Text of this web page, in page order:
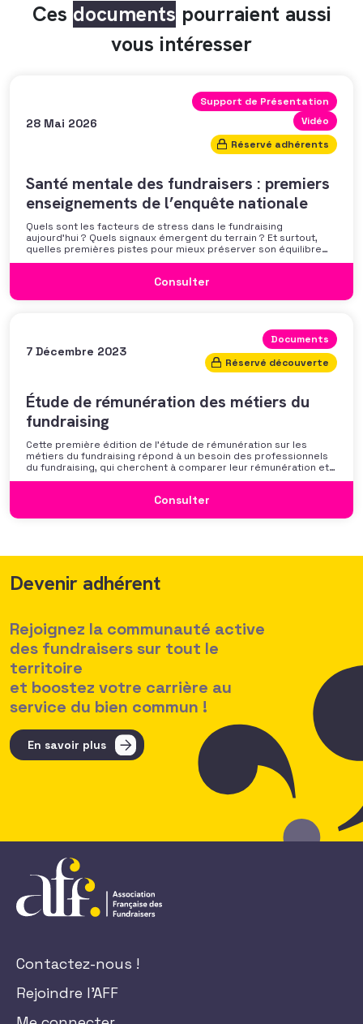
Ces documents pourraient aussi
vous intéresser
28 Mai 2026
Support de Présentation
Vidéo
Réservé adhérents
Santé mentale des fundraisers : premiers
enseignements de l’enquête nationale
Quels sont les facteurs de stress dans le fundraising
aujourd’hui ? Quels signaux émergent du terrain ? Et surtout,
quelles premières pistes pour mieux préserver son équilibre
professionnel ? L’AFF vous propose un webinaire pour découvrir
discussion autour des mécanismes
Consulter
7 Décembre 2023
Documents
Réservé découverte
Étude de rémunération des métiers du
fundraising
Cette première édition de l’étude de rémunération sur les
métiers du fundraising répond à un besoin des professionnels
du fundraising, qui cherchent à comparer leur rémunération et à
se positionner. Elle répond également à une préoccupation
des politiques salariales comme un enjeu majeur,
Consulter
Devenir adhérent
Rejoignez la communauté active
des fundraisers sur tout le
territoire
et boostez votre carrière au
service du bien commun !
En savoir plus
Contactez-nous !
Rejoindre l'AFF